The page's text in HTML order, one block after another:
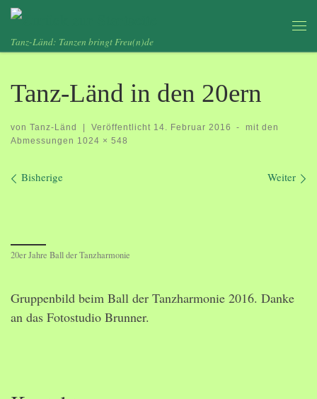
Zum Inhalt springen
Tanz-Länd: Tanzen bringt Freu(n)de
Tanz-Länd in den 20ern
von Tanz-Länd Veröffentlicht 14. Februar 2016 -
mit den
Abmessungen 1024 × 548
Bilder Navigation
Bisherige Weiter
20er Jahre Ball der Tanzharmonie
Gruppenbild beim Ball der Tanzharmonie 2016. Danke
an das Fotostudio Brunner.